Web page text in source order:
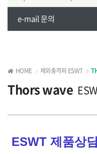
e-mail 문의
HOME 체외충격파 ESWT
Thors wave
ESWT 제품상